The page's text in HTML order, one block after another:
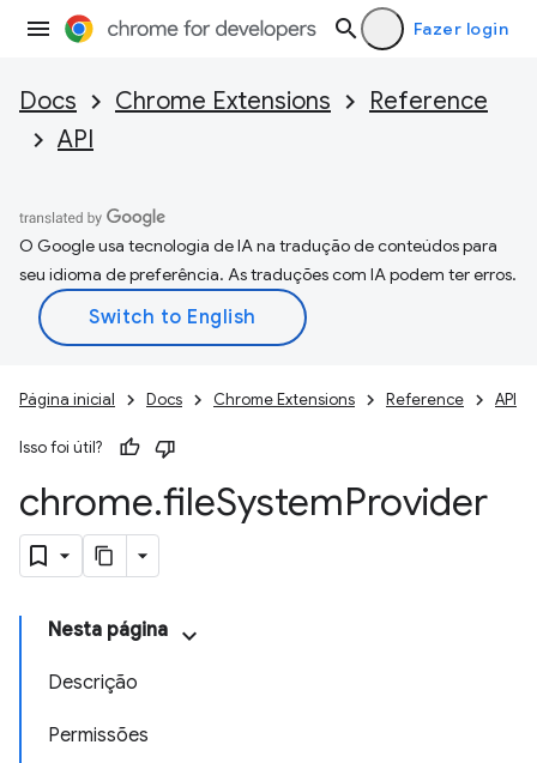
Fazer login
Docs Chrome Extensions
Reference
API
O Google usa tecnologia de IA na tradução de conteúdos para
seu idioma de preferência. As traduções com IA podem ter erros.
Página inicial Docs Chrome Extensions Reference API
Isso foi útil?
chrome.fileSystemProvider
Nesta página
Descrição
Permissões